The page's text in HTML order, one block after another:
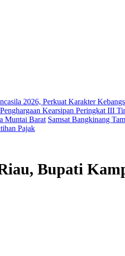
2026, Perkuat Karakter
Kearsipan Peringkat III
Muntai Barat Samsat Bangkinang
Pajak
Bupati